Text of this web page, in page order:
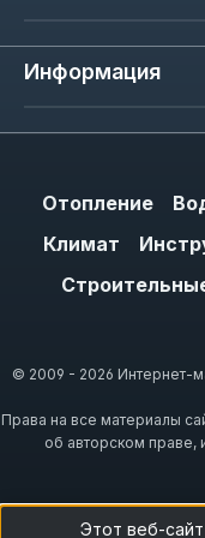
25 марта 2017 г.
Замучилися
15 марта 2017 г.
Отзыв с
Коли я
Stream 350 —
Информация
Отопление
Климат
© 2009 - 2026 Интернет-
Права на все материалы
об авторском праве,
Этот веб-